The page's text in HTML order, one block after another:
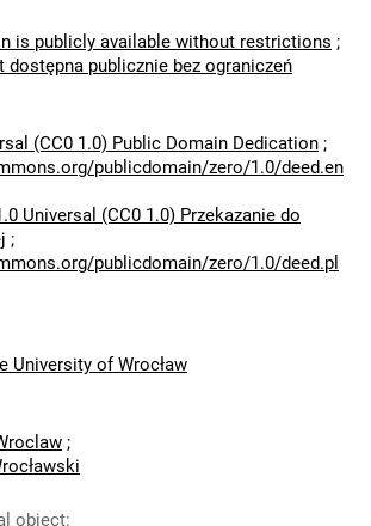
is publicly available without restrictions ;
dostępna publicznie bez ograniczeń
(CC0 1.0) Public Domain Dedication ;
publicdomain/zero/1.0/deed.en
Universal (CC0 1.0) Przekazanie do
;
publicdomain/zero/1.0/deed.pl
University of Wrocław
;
object: